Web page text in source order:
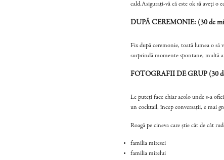
cald.Asigurați-vă că este ok să aveți o
DUPĂ CEREMONIE: (30 de
Fix după ceremonie, toată lumea o să
surprindă momente spontane, multă
FOTOGRAFII DE GRUP (30
Le puteți face chiar acolo unde s-a
un cocktail, încep conversații, e mai
Roagă pe cineva care știe cât de cât
familia miresei
familia mirelui